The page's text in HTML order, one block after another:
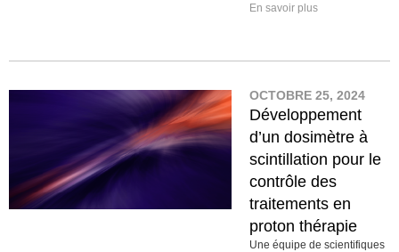
En savoir plus
OCTOBRE 25, 2024
Développement
d’un dosimètre à
scintillation pour le
contrôle des
traitements en
proton thérapie
Une équipe de scientifiques